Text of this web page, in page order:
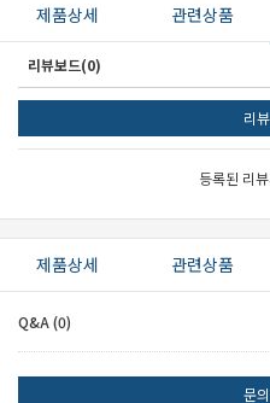
제품상세 관련상품
리뷰보드(0)
리
등록된 리
제품상세 관련상품
Q&A (0)
문